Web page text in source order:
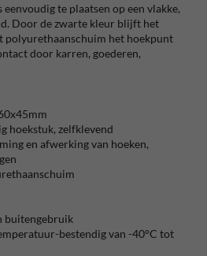
te plaatsen op een vlakke,
Door de zwarte kleur blijft het
polyurethaanschuim het hoekpunt
door karren, goederen,
hoekstuk, zelfklevend
en afwerking van hoeken,
buitengebruik
bestendig van -40°C tot